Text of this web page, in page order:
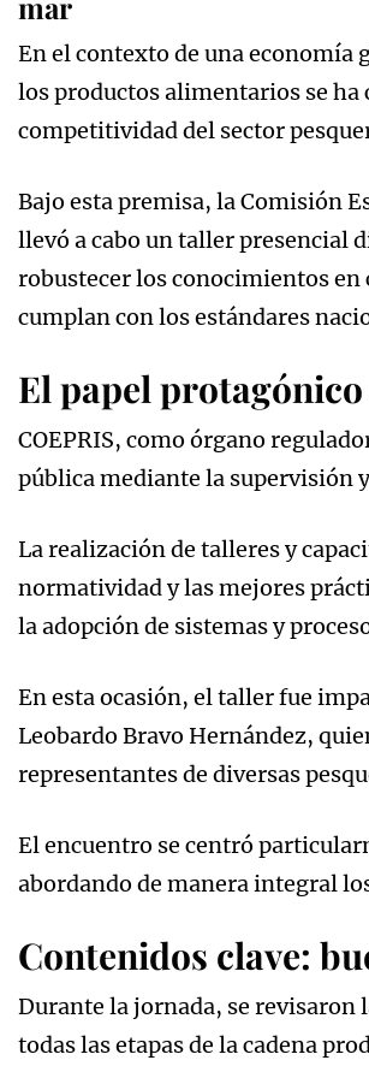
En el contexto de una economía
los productos alimentarios se
competitividad del sector
Bajo esta premisa, la Comisión
llevó a cabo un taller presencial
robustecer los conocimientos
cumplan con los estándares
El papel
COEPRIS, como órgano
pública mediante la supervisión
La realización de talleres y
normatividad y las mejores
la adopción de sistemas y
En esta ocasión, el taller fue
Leobardo Bravo Hernández,
representantes de diversas
El encuentro se centró
abordando de manera integral
Contenidos clave:
Durante la jornada, se revisaron
todas las etapas de la cadena